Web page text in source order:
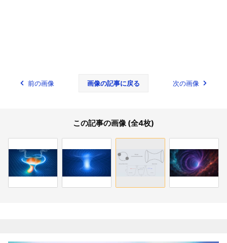
前の画像 画像の記事に戻る 次の画像
この記事の画像 (全4枚)